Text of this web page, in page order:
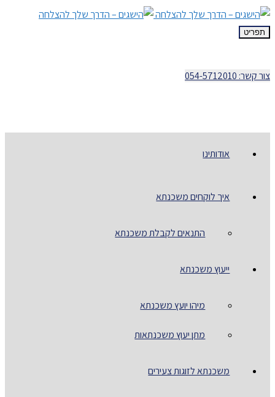
תפריט
צור קשר: 054-5712010
אודותינו
איך לוקחים משכנתא
התנאים לקבלת משכנתא
ייעוץ משכנתא
מיהו יועץ משכנתא
מתן יעוץ משכנתאות
משכנתא לזוגות צעירים